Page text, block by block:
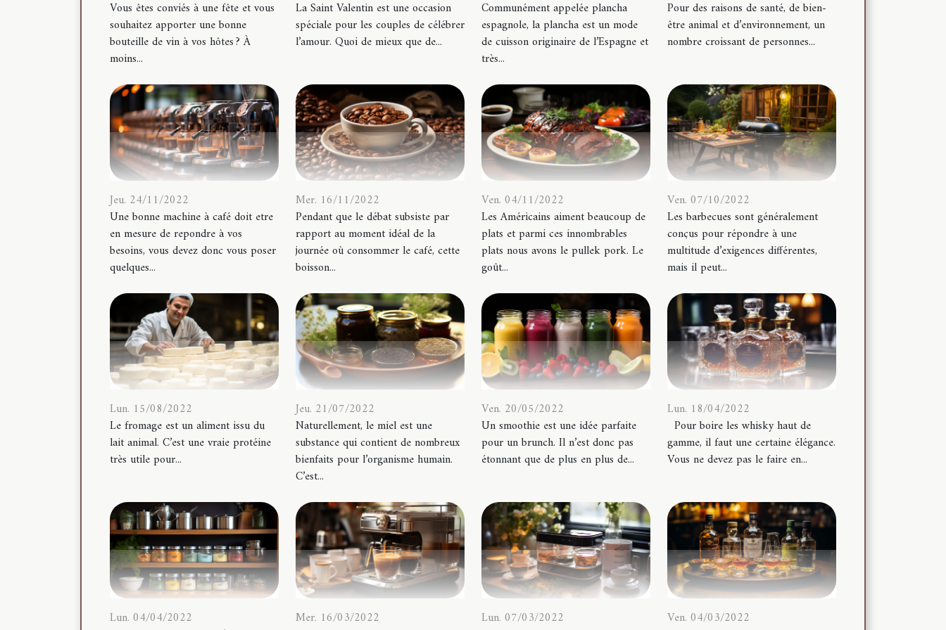
Vous êtes conviés à une fête et vous
souhaitez apporter une bonne
bouteille de vin à vos hôtes ? À
moins...
La Saint Valentin est une occasion
spéciale pour les couples de célébrer
l’amour. Quoi de mieux que de...
Communément appelée plancha
espagnole, la plancha est un mode
de cuisson originaire de l’Espagne et
très...
Pour des raisons de santé, de bien-
être animal et d’environnement, un
nombre croissant de personnes...
Jeu. 24/11/2022
Une bonne machine à café doit etre
en mesure de repondre à vos
besoins, vous devez donc vous poser
quelques...
Mer. 16/11/2022
Pendant que le débat subsiste par
rapport au moment idéal de la
journée où consommer le café, cette
boisson...
Ven. 04/11/2022
Les Américains aiment beaucoup de
plats et parmi ces innombrables
plats nous avons le pullek pork. Le
goût...
Ven. 07/10/2022
Les barbecues sont généralement
conçus pour répondre à une
multitude d’exigences différentes,
mais il peut...
Lun. 15/08/2022
Le fromage est un aliment issu du
lait animal. C’est une vraie protéine
très utile pour...
Jeu. 21/07/2022
Naturellement, le miel est une
substance qui contient de nombreux
bienfaits pour l’organisme humain.
C’est...
Ven. 20/05/2022
Un smoothie est une idée parfaite
pour un brunch. Il n’est donc pas
étonnant que de plus en plus de...
Lun. 18/04/2022
Pour boire les whisky haut de
gamme, il faut une certaine élégance.
Vous ne devez pas le faire en...
Lun. 04/04/2022
Mer. 16/03/2022
Lun. 07/03/2022
Ven. 04/03/2022